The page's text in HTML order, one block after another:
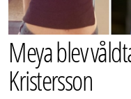
Meya blev
Kristersson